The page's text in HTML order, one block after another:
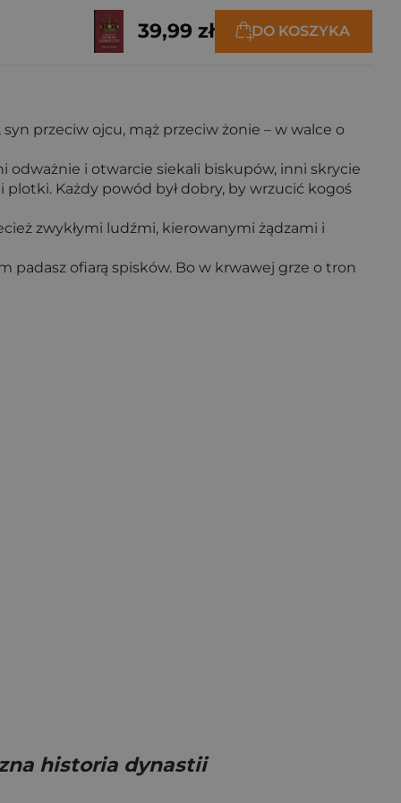
39,99 zł DO KOSZYKA
przeciw ojcu, mąż przeciw żonie – w walce o
odważnie i otwarcie siekali biskupów, inni skrycie
Każdy powód był dobry, by wrzucić kogoś
zwykłymi ludźmi, kierowanymi żądzami i
padasz ofiarą spisków. Bo w krwawej grze o tron
historia dynastii